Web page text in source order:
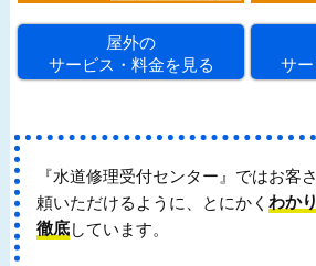
屋外の
サービス・料金を見る
サ
『水道修理受付センター』ではお客
頼いただけるように、とにかく わか
徹底しています。